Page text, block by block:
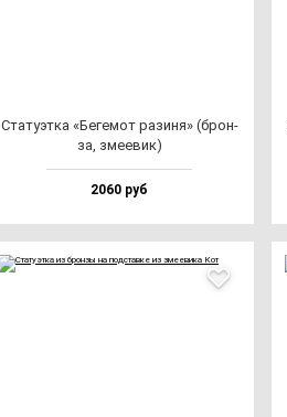
Ста­ту­эт­ка «Беге­мот ра­зи­ня» (брон­
за, зме­евик)
2060 руб